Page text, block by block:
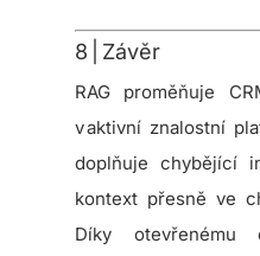
8 | Závěr
RAG proměňuje
v aktivní znalostní
doplňuje chybějící
kontext přesně ve
Díky otevřenému